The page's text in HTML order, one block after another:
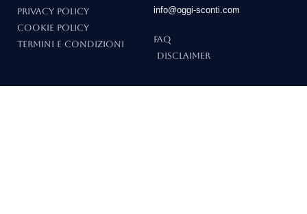
Privacy Policy
Cookie Policy
Termini e Condizioni
info@oggi-sconti.com
FAQ
Disclaimer